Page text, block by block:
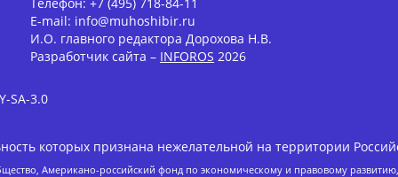
E-mail: info@muhoshibir.ru
И.О. главного редактора Дорохова Н.В.
Разработчик сайта – INFOROS 2026
SA-3.0
которых признана нежелательной на территории
Американо-российский фонд по экономическому и правовому